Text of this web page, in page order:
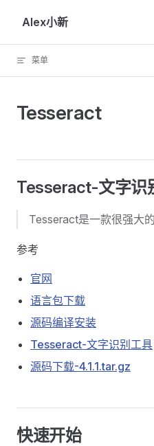
Skip to content
Alex小新
菜单
Tesseract
Tesseract-文字识
Tesseract是一款很强大
参考
官网
语言包下载
源码编译安装
Tesseract-文字识别工具
源码下载-4.1.1.tar.gz
快速开始